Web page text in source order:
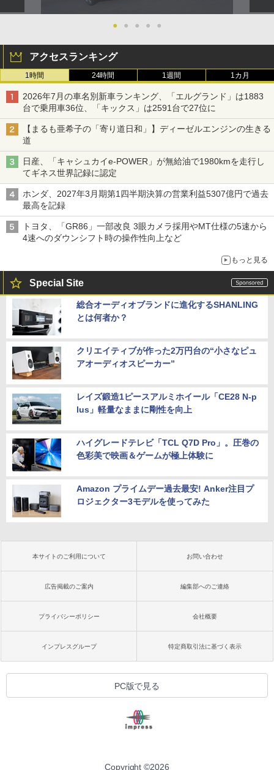
● ● ● ● ●
アクセスランキング
1時間 24時間 1週間 1カ月
2026年7月の車名別新車ランキング、「エルグランド」は1883
台で乗用車36位、「キックス」は2591台で27位に
【まるも亜希子の「寄り道日和」】ディーゼルエンジンの生きる
道
日産、「キャシュカイe-POWER」が無給油で1980kmを走行し
てギネス世界記録に認定
ホンダ、2027年3月期第1四半期決算の営業利益5307億円で過去
最高を記録
トヨタ、「GR86」一部改良 3眼カメラ採用やMT仕様の5速から
4速へのダウンシフト時の操作性向上など
もっと見る
Special Site
総合オーディオブランドに進化するSHANLING
とは何者か？
クリエイティブが作った2万円台の“小さなピュ
アオーディオスピーカー”
レイズ鍛造1ピースアルミホイール「CE28 N-p
lus」軽量なままに剛性を向上
ハイグレードテレビ「TCL Q7D Pro」。圧巻の
色彩美で映画＆ゲームが極上体験に
Amazon プライムデー過去最安! Anker注目プ
ロジェクター3モデルを使ってみた
本サイトのご利用について お問い合わせ
広告掲載のご案内 編集部へのご連絡
プライバシーポリシー 会社概要
インプレスグループ 特定商取引法に基づく表示
PC版で見る
Copyright ©2026